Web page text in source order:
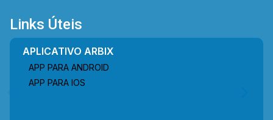
Links Úteis
APLICATIVO ARBIX
APP PARA ANDROID
APP PARA IOS